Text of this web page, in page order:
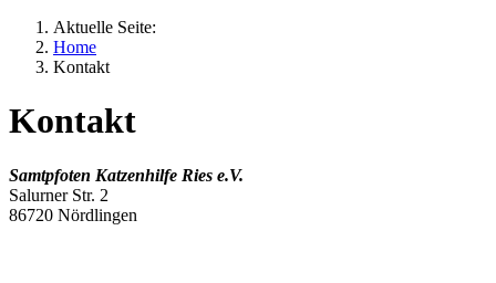
Aktuelle Seite:
Home
Kontakt
Kontakt
Samtpfoten Katzenhilfe Ries e.V.
Salurner Str. 2
86720 Nördlingen